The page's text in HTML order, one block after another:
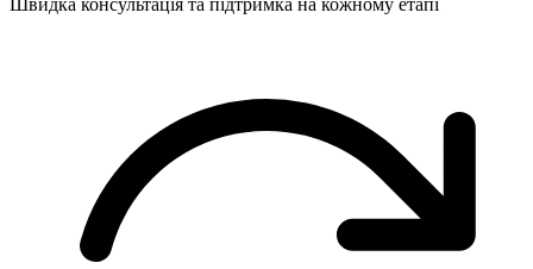
Швидка консультація та підтримка на кожному етапі